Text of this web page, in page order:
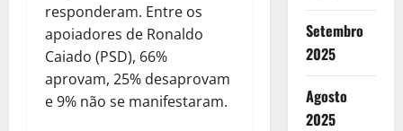
responderam. Entre os
apoiadores de Ronaldo
Caiado (PSD), 66%
aprovam, 25% desaprovam
e 9% não se manifestaram.
Setembro
2025
Agosto
2025